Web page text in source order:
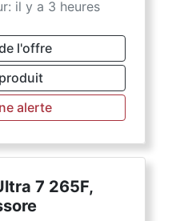
il y a 3 heures
l'offre
alerte
7 265F,